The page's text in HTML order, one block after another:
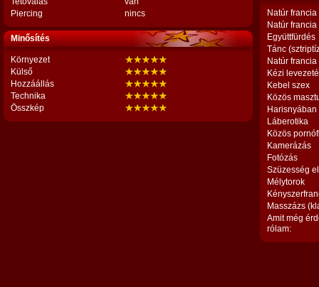
Piercing
nincs
Minősítés
Környezet
Külső
Hozzáállás
Technika
Összkép
Natúr francia
Natúr
Együttfürdés
Tánc
Natúr
Kézi
Kebel szex
Közös
Harisnyában
Láberotika
Közös
Kamerázás
Fotózás
Szüzesség
Mélytorok
Masszázs
Amit még
rólam: